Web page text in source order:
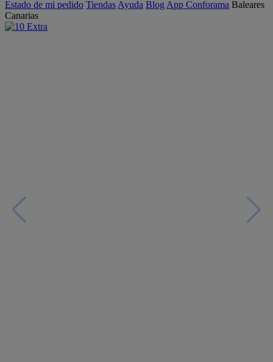
Estado de mi pedido Tiendas Ayuda Blog App Conforama Baleares
Canarias